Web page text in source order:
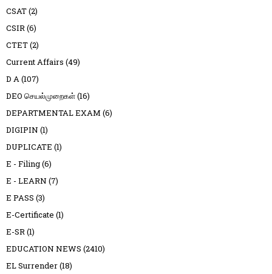
CSAT(2)
CSIR(6)
CTET(2)
Current Affairs (49)
D A(107)
DEO செயல்முறைகள்(16)
DEPARTMENTAL EXAM (6)
DIGIPIN (1)
DUPLICATE (1)
E - Filing(6)
E - LEARN (7)
E PASS (3)
E-Certificate (1)
E-SR(1)
EDUCATION NEWS (2410)
EL Surrender(18)